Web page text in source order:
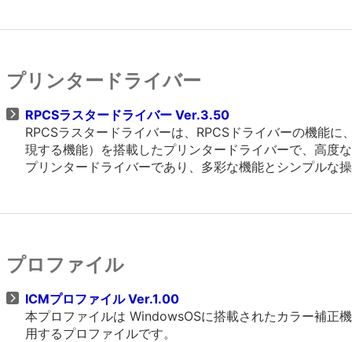
プリンタードライバー
RPCSラスタードライバー Ver.3.50
RPCSラスタードライバーは、RPCSドライバーの機能
現する機能）を搭載したプリンタードライバーで、高
プリンタードライバーであり、多彩な機能とシンプルな
プロファイル
ICMプロファイル Ver.1.00
本プロファイルは WindowsOSに搭載されたカラー補正
用するプロファイルです。